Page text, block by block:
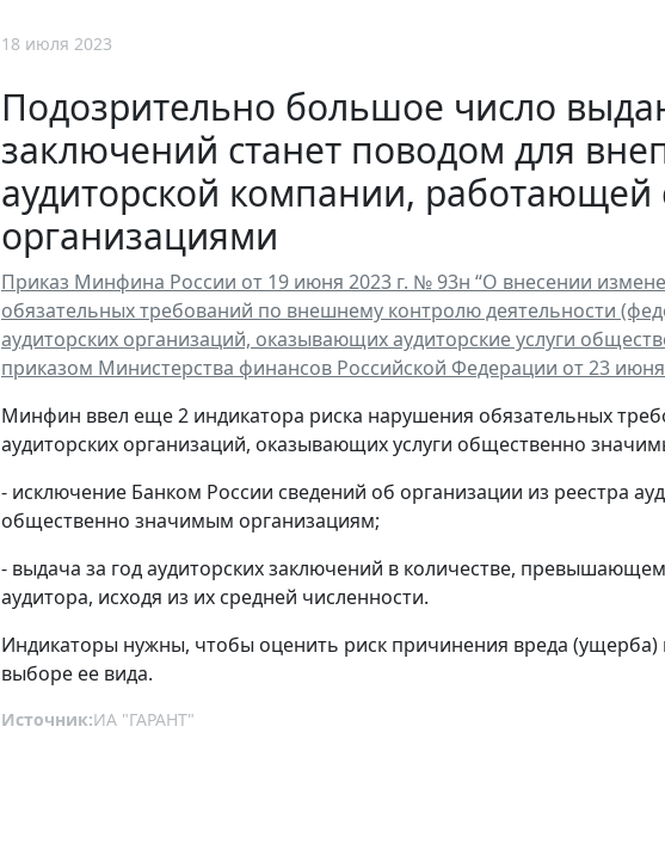
18 июля 2023
Подозрительно большое число
заключений станет поводом для
аудиторской компании,
организациями
Приказ Минфина России от 19 июня 2023 г. № 93н “О внесении
обязательных требований по внешнему контролю деятельности
аудиторских организаций, оказывающих аудиторские услуги
приказом Министерства финансов Российской Федерации от 23 июня
Минфин ввел еще 2 индикатора риска нарушения обязательных
аудиторских организаций, оказывающих услуги общественно
- исключение Банком России сведений об организации из реестра
общественно значимым организациям;
- выдача за год аудиторских заключений в количестве,
аудитора, исходя из их средней численности.
Индикаторы нужны, чтобы оценить риск причинения вреда
выборе ее вида.
Источник:ИА "ГАРАНТ"